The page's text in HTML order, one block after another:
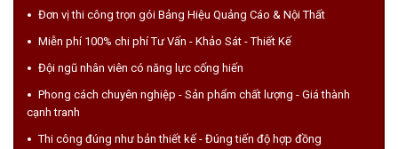
Đơn vị thi công trọn gói Bảng Hiệu Quảng Cáo & Nội Thất
Miễn phí 100% chi phí Tư Vấn - Khảo Sát - Thiết Kế
Đội ngũ nhân viên có năng lực cống hiến
Phong cách chuyên nghiệp - Sản phẩm chất lượng - Giá thành
cạnh tranh
Thi công đúng như bản thiết kế - Đúng tiến độ hợp đồng